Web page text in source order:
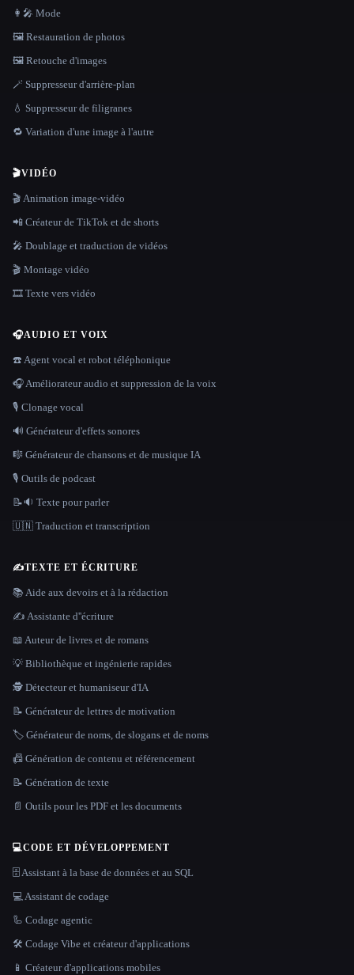
👩‍🎤 Mode
🖼️ Restauration de photos
🖼️ Retouche d'images
🪄 Suppresseur d'arrière-plan
💧 Suppresseur de filigranes
🔁 Variation d'une image à l'autre
🎬VIDÉO
🎬 Animation image-vidéo
📲 Créateur de TikTok et de shorts
🎤 Doublage et traduction de vidéos
🎬 Montage vidéo
🎞️ Texte vers vidéo
🎧AUDIO ET VOIX
☎️ Agent vocal et robot téléphonique
🎧 Améliorateur audio et suppression de la voix
🎙️ Clonage vocal
🔊 Générateur d'effets sonores
🎼 Générateur de chansons et de musique IA
🎙️ Outils de podcast
📝🔉 Texte pour parler
🇺🇳 Traduction et transcription
✍️TEXTE ET ÉCRITURE
📚 Aide aux devoirs et à la rédaction
✍️ Assistante d''écriture
📖 Auteur de livres et de romans
💡 Bibliothèque et ingénierie rapides
🕵️ Détecteur et humaniseur d'IA
📝 Générateur de lettres de motivation
🏷️ Générateur de noms, de slogans et de noms
📠 Génération de contenu et référencement
📝 Génération de texte
📄 Outils pour les PDF et les documents
💻CODE ET DÉVELOPPEMENT
🗄️ Assistant à la base de données et au SQL
💻 Assistant de codage
🦾 Codage agentic
🛠️ Codage Vibe et créateur d'applications
📱 Créateur d'applications mobiles